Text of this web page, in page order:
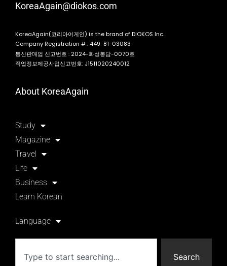
KoreaAgain@diokos.com
KoreaAgain(코리아어게인) is the brand of DIOKOS Inc.
Company Registration # : 449-81-03083
통신판매업 신고번호 : 2024-화성봉담-0070호
직업정보제공사업신고번호: J1511020240012
About KoreaAgain
Study
Magazine
Travel
Life
Business
Learn Korean
Language
Search